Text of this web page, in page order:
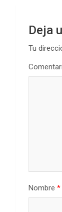
Deja
Tu
Nombre *